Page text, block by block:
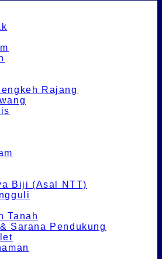
Rajang
Biji (Asal NTT)
Tanah
Sarana Pendukung